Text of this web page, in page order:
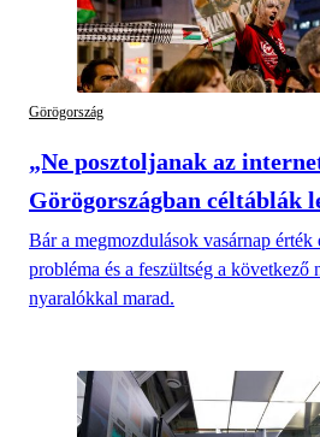
Görögország
„Ne posztoljanak az
Görögországban céltáblák
Bár a megmozdulások vasárnap érték
probléma és a feszültség a következő
nyaralókkal marad.